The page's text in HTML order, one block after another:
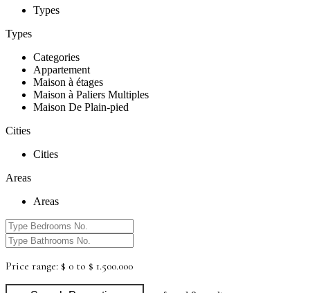
Types
Types
Categories
Appartement
Maison à étages
Maison à Paliers Multiples
Maison De Plain-pied
Cities
Cities
Areas
Areas
Price range: $ 0 to $ 1.500.000